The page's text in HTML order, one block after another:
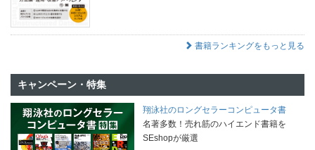
書籍ランキングをもっと見る
キャンペーン・特集
翔泳社のロングセラーコンピュータ書
名著多数！売れ筋のハイエンド書籍を
SEshopが厳選